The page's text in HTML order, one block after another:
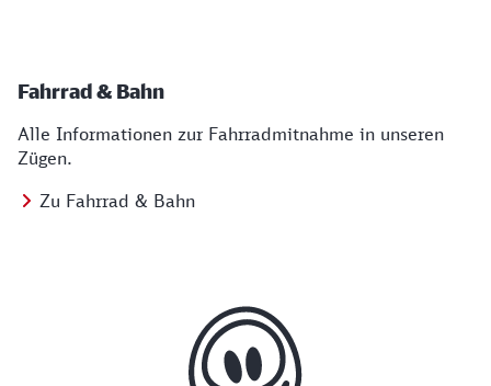
Fahrrad & Bahn
Alle Informationen zur Fahrradmitnahme in unseren
Zügen.
Zu Fahrrad & Bahn